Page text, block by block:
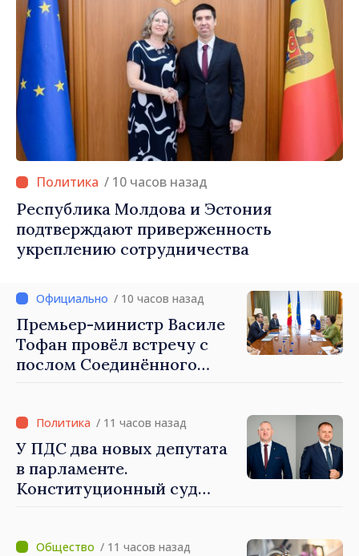
/ 10 часов назад
Республика Молдова и Эстония
подтверждают приверженность
укреплению сотрудничества
/ 10 часов назад
Премьер-министр Василе
Тофан провёл встречу с
послом Соединённого
Северной Ирландии Ферн
Хорин
/ 11 часов назад
У ПДС два новых депутата
в парламенте.
Конституционный суд
/ 11 часов назад